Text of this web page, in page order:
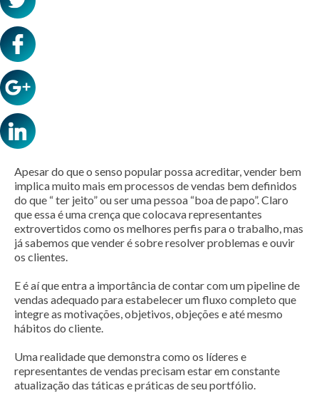
Apesar do que o senso popular possa acreditar, vender bem
implica muito mais em processos de vendas bem definidos
do que “ ter jeito” ou ser uma pessoa “boa de papo”. Claro
que essa é uma crença que colocava representantes
extrovertidos como os melhores perfis para o trabalho, mas
já sabemos que vender é sobre resolver problemas e ouvir
os clientes.
E é aí que entra a importância de contar com um pipeline de
vendas adequado para estabelecer um fluxo completo que
integre as motivações, objetivos, objeções e até mesmo
hábitos do cliente.
Uma realidade que demonstra como os líderes e
representantes de vendas precisam estar em constante
atualização das táticas e práticas de seu portfólio.